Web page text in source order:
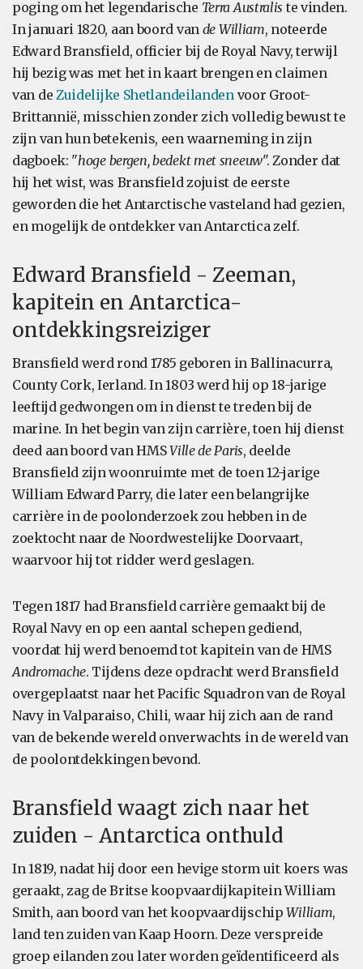
poging om het legendarische Terra Australis te vinden.
In januari 1820, aan boord van de William, noteerde
Edward Bransfield, officier bij de Royal Navy, terwijl
hij bezig was met het in kaart brengen en claimen
van de Zuidelijke Shetlandeilandenvoor Groot-
Brittannië, misschien zonder zich volledig bewust te
zijn van hun betekenis, een waarneming in zijn
dagboek: "hoge bergen, bedekt met sneeuw". Zonder dat
hij het wist, was Bransfield zojuist de eerste
geworden die het Antarctische vasteland had gezien,
en mogelijk de ontdekker van Antarctica zelf.
Edward Bransfield - Zeeman,
kapitein en Antarctica-
ontdekkingsreiziger
Bransfield werd rond 1785 geboren in Ballinacurra,
County Cork, Ierland. In 1803 werd hij op 18-jarige
leeftijd gedwongen om in dienst te treden bij de
marine. In het begin van zijn carrière, toen hij dienst
deed aan boord van HMSVille de Paris, deelde
Bransfield zijn woonruimte met de toen 12-jarige
William Edward Parry, die later een belangrijke
carrière in de poolonderzoek zou hebben in de
zoektocht naar de Noordwestelijke Doorvaart,
waarvoor hij tot ridder werd geslagen.
Tegen 1817 had Bransfield carrière gemaakt bij de
Royal Navy en op een aantal schepen gediend,
voordat hij werd benoemd tot kapitein van de HMS
Andromache. Tijdens deze opdracht werd Bransfield
overgeplaatst naar het Pacific Squadron van de Royal
Navy in Valparaiso, Chili, waar hij zich aan de rand
van de bekende wereld onverwachts in de wereld van
de poolontdekkingen bevond.
Bransfield waagt zich naar het
zuiden - Antarctica onthuld
In 1819, nadat hij door een hevige storm uit koers was
geraakt, zag de Britse koopvaardijkapitein William
Smith, aan boord van het koopvaardijschipWilliam,
land ten zuiden van Kaap Hoorn. Deze verspreide
groep eilanden zou later worden geïdentificeerd als